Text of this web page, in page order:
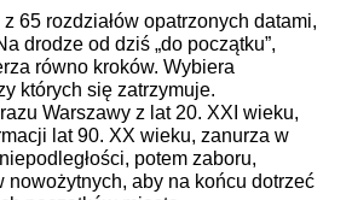
65 rozdziałów opatrzonych datami,
drodze od dziś „do początku”,
równo kroków. Wybiera
których się zatrzymuje.
Warszawy z lat 20. XXI wieku,
lat 90. XX wieku, zanurza w
potem zaboru,
nowożytnych, aby na końcu dotrzeć